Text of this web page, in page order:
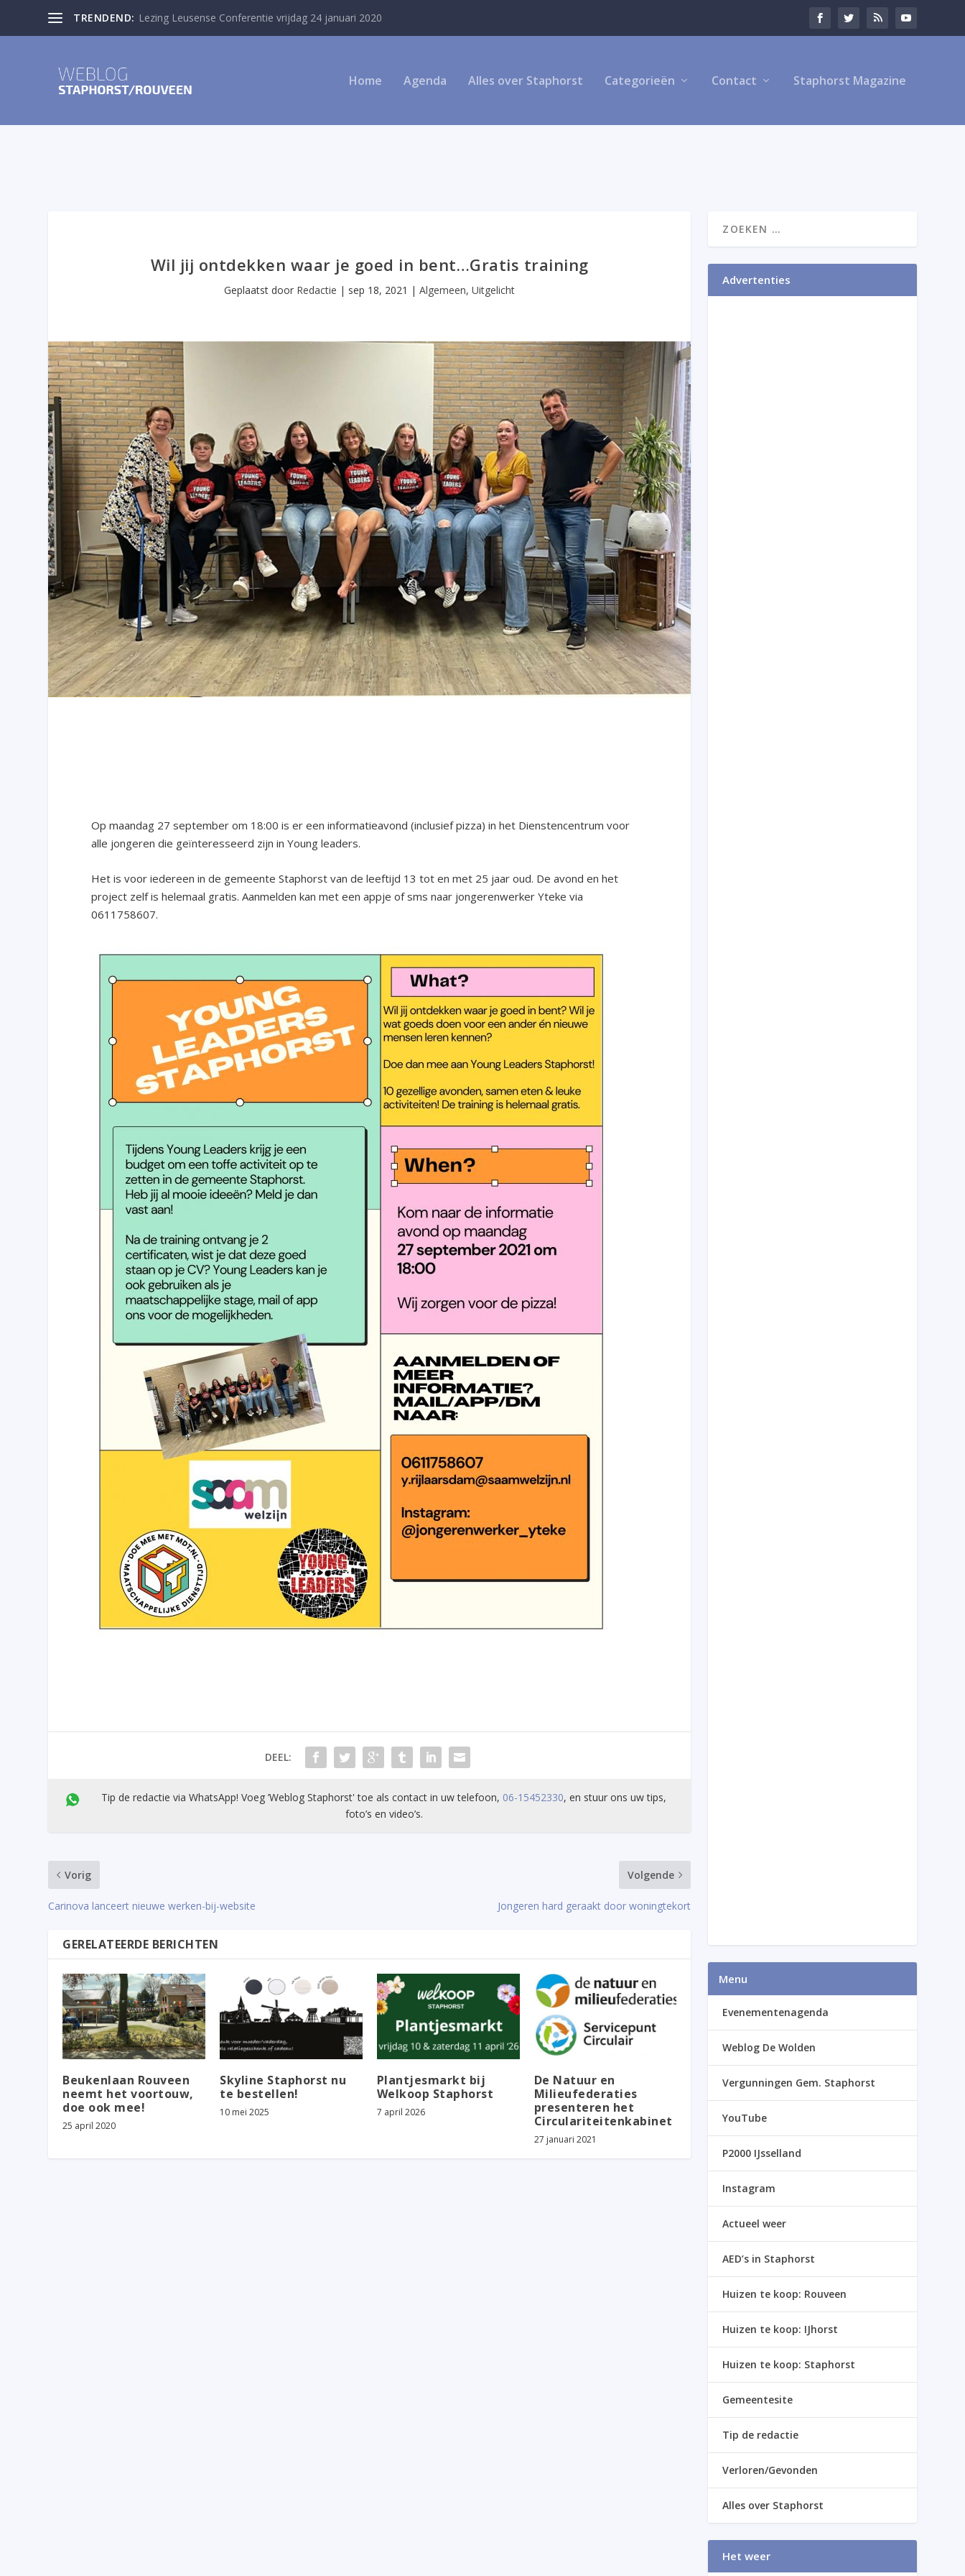
TRENDEND: Lezing Leusense Conferentie vrijdag 24 januari 2020
Home Agenda Alles over Staphorst Categorieën Contact Staphorst Magazine
Wil jij ontdekken waar je goed in bent…Gratis training
Geplaatst door Redactie | sep 18, 2021 |Algemeen,Uitgelicht
Op maandag 27 september om 18:00 is er een informatieavond (inclusief pizza) in het Dienstencentrum voor
alle jongeren die geïnteresseerd zijn in Young leaders.
Het is voor iedereen in de gemeente Staphorst van de leeftijd 13 tot en met 25 jaar oud. De avond en het
project zelf is helemaal gratis. Aanmelden kan met een appje of sms naar jongerenwerker Yteke via
0611758607.
DEEL:
Tip de redactie via WhatsApp! Voeg ’Weblog Staphorst' toe als contact in uw telefoon, 06-15452330, en stuur ons uw tips,
foto’s en video’s.
Vorig
Carinova lanceert nieuwe werken-bij-website
Volgende
Jongeren hard geraakt door woningtekort
GERELATEERDE BERICHTEN
Beukenlaan Rouveen
neemt het voortouw,
doe ook mee!
25 april 2020
Skyline Staphorst nu
te bestellen!
10 mei 2025
Plantjesmarkt bij
Welkoop Staphorst
7 april 2026
De Natuur en
Milieufederaties
presenteren het
Circulariteitenkabinet
27 januari 2021
Advertenties
Menu
Evenementenagenda
Weblog De Wolden
Vergunningen Gem. Staphorst
YouTube
P2000 IJsselland
Instagram
Actueel weer
AED’s in Staphorst
Huizen te koop: Rouveen
Huizen te koop: IJhorst
Huizen te koop: Staphorst
Gemeentesite
Tip de redactie
Verloren/Gevonden
Alles over Staphorst
Het weer